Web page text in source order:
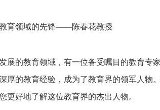
育领域的先锋——陈春花教授
展的教育领域，有一位备受瞩目的教育
厚的教育经验，成为了教育界的领军人物
更好地了解这位教育界的杰出人物。